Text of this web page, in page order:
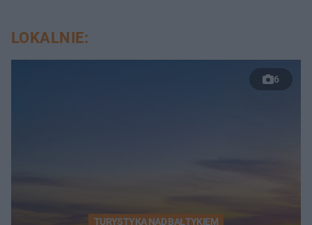
LOKALNIE:
6
TURYSTYKA NAD BAŁTYKIEM